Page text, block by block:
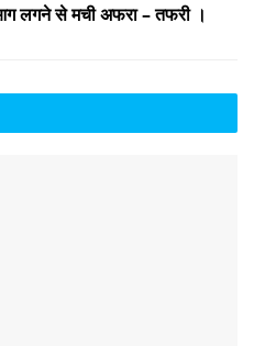
लगने से मची अफरा – तफरी ।